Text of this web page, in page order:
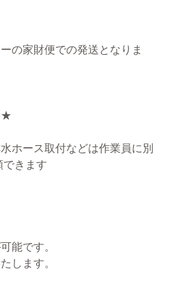
の家財便での発送となりま
★
ース取付などは作業員に別
できます
能です。
します。